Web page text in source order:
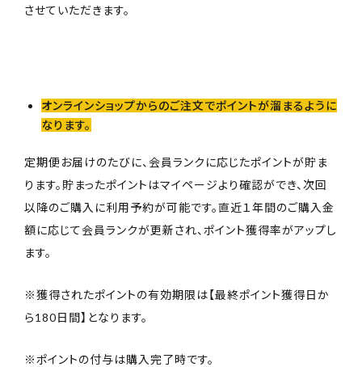
させていただきます。
オンラインショップからのご注文でポイントが溜まるように
なります。
定期便お届けのたびに、会員ランクに応じたポイントが貯ま
ります。貯まったポイントはマイページより確認ができ、次回
以降のご購入に利用予約が可能です。直近１年間のご購入金
額に応じて会員ランクが更新され、ポイント獲得率がアップし
ます。
※獲得されたポイントの有効期限は【最終ポイント獲得日か
ら180日間】となります。
※ポイントの付与は購入完了時です。